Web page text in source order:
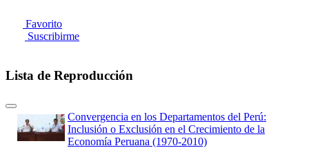
Favorito
Suscribirme
Lista de Reproducción
Convergencia en los Departamentos del Perú:
Inclusión o Exclusión en el Crecimiento de la
Economía Peruana (1970-2010)